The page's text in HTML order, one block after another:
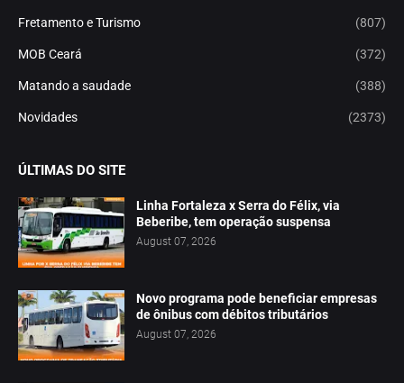
Fretamento e Turismo (807)
MOB Ceará (372)
Matando a saudade (388)
Novidades (2373)
ÚLTIMAS DO SITE
Linha Fortaleza x Serra do Félix, via
Beberibe, tem operação suspensa
August 07, 2026
Novo programa pode beneficiar empresas
de ônibus com débitos tributários
August 07, 2026